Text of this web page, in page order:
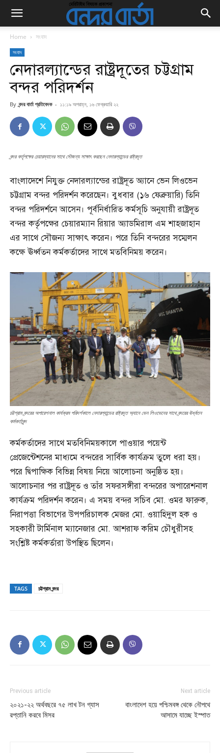
Home সংবাদ
সংবাদ
নেদারল্যান্ডের রাষ্ট্রদূতের চট্টগ্রাম
বন্দর পরিদর্শন
By বন্দর বার্তা প্রতিবেদক - ১১:১৯ অপরাহ্ন, ১৬ ফেব্রুয়ারি ২২
বন্দর কর্তৃপক্ষের চেয়ারম্যানের সাথে সৌজন্য সাক্ষাৎ করছেন নেদারল্যান্ডের রাষ্ট্রদূত
বাংলাদেশে নিযুক্ত নেদারল্যান্ডের রাষ্ট্রদূত অ্যানে ভেন লিওভেন
চট্টগ্রাম বন্দর পরিদর্শন করেছেন। বুধবার (১৬ ফেব্রুয়ারি) তিনি
বন্দর পরিদর্শনে আসেন। পূর্বনির্ধারিত কর্মসূচি অনুযায়ী রাষ্ট্রদূত
বন্দর কর্তৃপক্ষের চেয়ারম্যান রিয়ার অ্যাডমিরাল এম শাহজাহান
এর সাথে সৌজন্য সাক্ষাৎ করেন। পরে তিনি বন্দরের সম্মেলন
কক্ষে ঊর্ধ্বতন কর্মকর্তাদের সাথে মতবিনিময় করেন।
চট্টগ্রাম বন্দরের অপারেশনাল কার্যক্রম পরিদর্শকালে নেদারল্যান্ডের রাষ্ট্রদূত অ্যানে ভেন লিওভেনের সাথে বন্দরের ঊর্ধ্বতন
কর্মকর্তাবৃন্দ
কর্মকর্তাদের সাথে মতবিনিময়কালে পাওয়ার পয়েন্ট
প্রেজেন্টেশনের মাধ্যমে বন্দরের সার্বিক কার্যক্রম তুলে ধরা হয়।
পরে দ্বিপাক্ষিক বিভিন্ন বিষয় নিয়ে আলোচনা অনুষ্ঠিত হয়।
আলোচনার পর রাষ্ট্রদূত ও তাঁর সফরসঙ্গীরা বন্দরের অপারেশনাল
কার্যক্রম পরিদর্শন করেন। এ সময় বন্দর সচিব মো. ওমর ফারুক,
নিরাপত্তা বিভাগের উপপরিচালক মেজর মো. ওয়াহিদুল হক ও
সহকারী টার্মিনাল ম্যানেজার মো. আশরাফ করিম চৌধুরীসহ
সংশ্লিষ্ট কর্মকর্তারা উপস্থিত ছিলেন।
TAGS চট্টগ্রাম বন্দর
Previous article
২০২১-২২ অর্থবছরে ৭৫ লাখ টন গ্যাস
রপ্তানি করবে মিসর
Next article
বাংলাদেশ হয়ে পশ্চিমবঙ্গ থেকে নৌপথে
আসামে যাচ্ছে ইস্পাত